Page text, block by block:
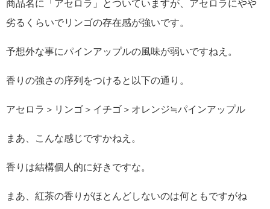
商品名に「アセロラ」とついていますが、アセロラにやや
劣るくらいでリンゴの存在感が強いです。
予想外な事にパインアップルの風味が弱いですねえ。
香りの強さの序列をつけると以下の通り。
アセロラ＞リンゴ＞イチゴ＞オレンジ≒パインアップル
まあ、こんな感じですかねえ。
香りは結構個人的に好きですな。
まあ、紅茶の香りがほとんどしないのは何ともですがね